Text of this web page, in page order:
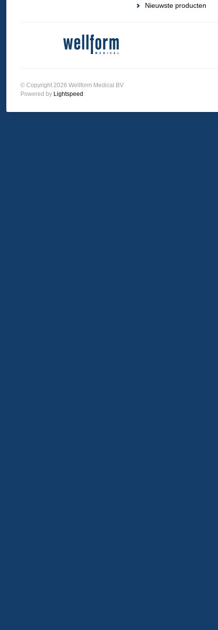
Nieuwste producten
© Copyright 2026 Wellform Medical BV
Powered by Lightspeed